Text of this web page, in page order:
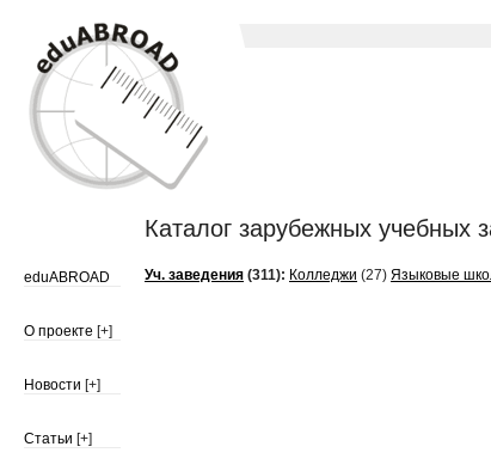
Каталог зарубежных учебных
eduABROAD
О проекте [+]
Новости [+]
Статьи [+]
Уч. заведения (311): Колледжи (27) Языковые